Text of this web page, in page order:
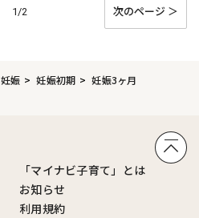
1/2 次のページ ＞
妊娠 妊娠初期
妊娠3ヶ月
「マイナビ子育て」とは
お知らせ
利用規約